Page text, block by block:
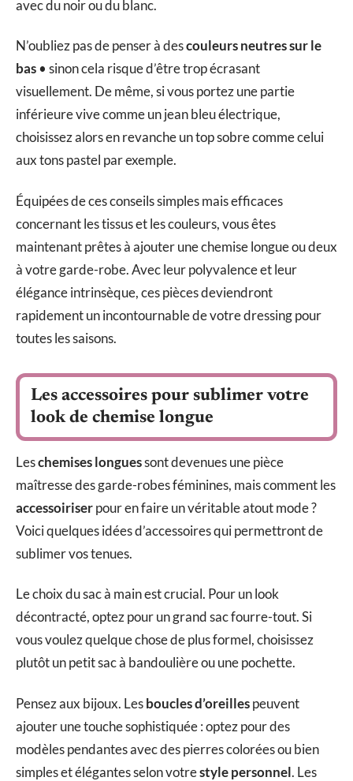
avec du noir ou du blanc.
N’oubliez pas de penser à descouleurs neutres sur le
bas• sinon cela risque d’être trop écrasant
visuellement. De même, si vous portez une partie
inférieure vive comme un jean bleu électrique,
choisissez alors en revanche un top sobre comme celui
aux tons pastel par exemple.
Équipées de ces conseils simples mais efficaces
concernant les tissus et les couleurs, vous êtes
maintenant prêtes à ajouter une chemise longue ou deux
à votre garde-robe. Avec leur polyvalence et leur
élégance intrinsèque, ces pièces deviendront
rapidement un incontournable de votre dressing pour
toutes les saisons.
Les accessoires pour sublimer votre
look de chemise longue
Leschemises longuessont devenues une pièce
maîtresse des garde-robes féminines, mais comment les
accessoiriserpour en faire un véritable atout mode ?
Voici quelques idées d’accessoires qui permettront de
sublimer vos tenues.
Le choix du sac à main est crucial. Pour un look
décontracté, optez pour un grand sac fourre-tout. Si
vous voulez quelque chose de plus formel, choisissez
plutôt un petit sac à bandoulière ou une pochette.
Pensez aux bijoux. Lesboucles d’oreillespeuvent
ajouter une touche sophistiquée : optez pour des
modèles pendantes avec des pierres colorées ou bien
simples et élégantes selon votrestyle personnel. Les